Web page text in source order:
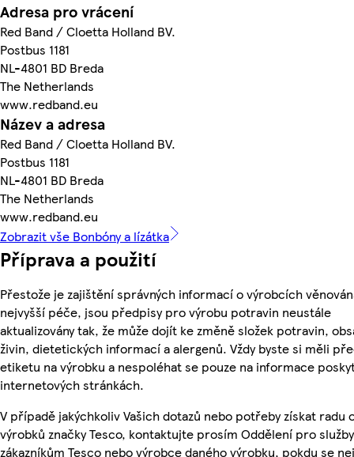
Adresa pro vrácení
Red Band / Cloetta Holland BV.
Postbus 1181
NL-4801 BD Breda
The Netherlands
www.redband.eu
Název a adresa
Red Band / Cloetta Holland BV.
Postbus 1181
NL-4801 BD Breda
The Netherlands
www.redband.eu
Zobrazit vše Bonbóny a lízátka
Příprava a použití
Přestože je zajištění správných informací o výrobcích
nejvyšší péče, jsou předpisy pro výrobu potravin neustále
aktualizovány tak, že může dojít ke změně složek potravin,
živin, dietetických informací a alergenů. Vždy byste si měli
etiketu na výrobku a nespoléhat se pouze na informace
internetových stránkách.
V případě jakýchkoliv Vašich dotazů nebo potřeby získat radu
výrobků značky Tesco, kontaktujte prosím Oddělení pro služby
zákazníkům Tesco nebo výrobce daného výrobku, pokdu se